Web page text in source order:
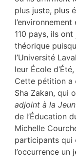
plus juste, plus
110 pays, ils
théorique
l’Université
leur École d’Été,
Cette pétition a
Sha Zakan, qui
adjoint à la
de l’Éducation
Michelle
participants qui
l’occurrence un